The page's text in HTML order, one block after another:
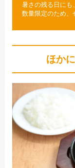
暑さの残る日にも
数量限定のため、
ほか